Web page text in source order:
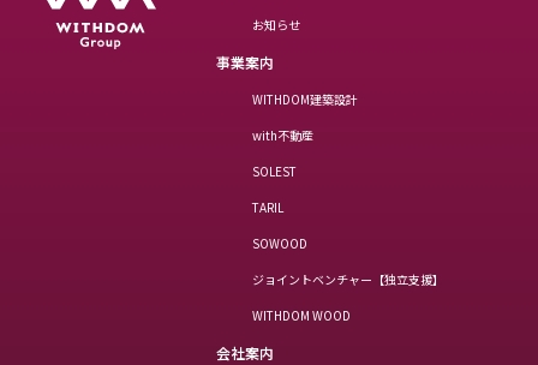
お知らせ
事業案内
WITHDOM建築設計
with不動産
SOLEST
TARIL
SOWOOD
ジョイントベンチャー【独立支援】
WITHDOM WOOD
会社案内